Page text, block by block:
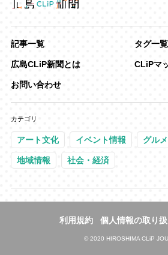
記事一覧 タグ一覧
広島CLiP新聞とは CLiPマ
お問い合わせ
カテゴリ
アート文化 イベント情報 グルメ
地域情報 社会・経済
利用規約 個人情報の取り
©2020 HIROSHIMA CLiP